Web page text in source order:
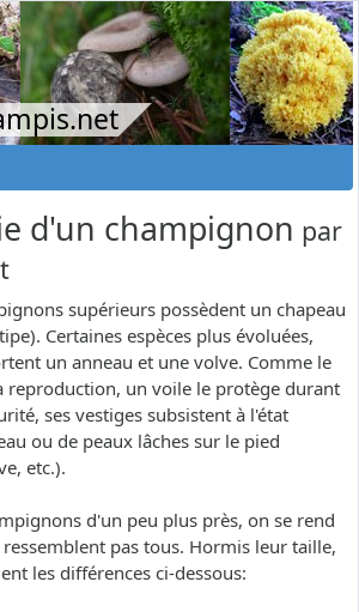
d'un champignon par
supérieurs possèdent un chapeau
Certaines espèces plus évoluées,
un anneau et une volve. Comme le
reproduction, un voile le protège durant
ses vestiges subsistent à l'état
ou de peaux lâches sur le pied
etc.).
d'un peu plus près, on se rend
pas tous. Hormis leur taille,
les différences ci-dessous: